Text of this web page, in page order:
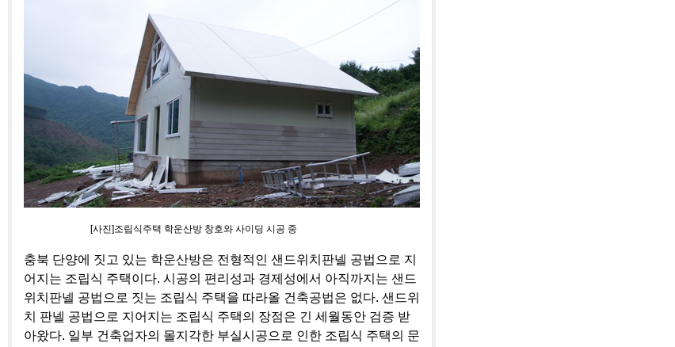
[사진]조립식주택 학운산방 창호와 사이딩 시공 중
충북 단양에 짓고 있는 학운산방은 전형적인 샌드위치판넬 공법으로 지
어지는 조립식 주택이다. 시공의 편리성과 경제성에서 아직까지는 샌드
위치판넬 공법으로 짓는 조립식 주택을 따라올 건축공법은 없다. 샌드위
치 판넬 공법으로 지어지는 조립식 주택의 장점은 긴 세월동안 검증 받
아왔다. 일부 건축업자의 몰지각한 부실시공으로 인한 조립식 주택의 문